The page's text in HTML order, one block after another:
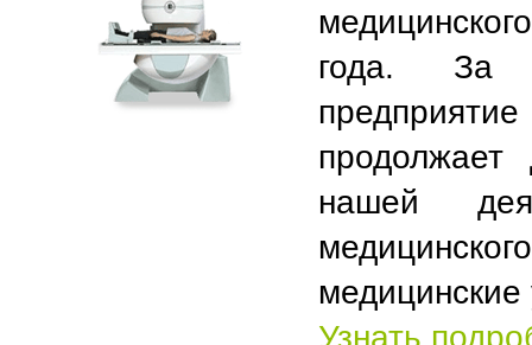
года. За
продолжает
нашей
Узнать